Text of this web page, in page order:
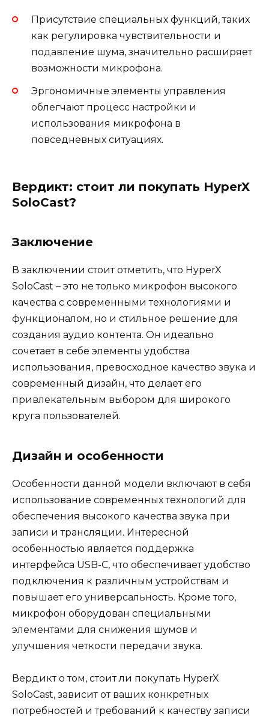
Присутствие специальных функций, таких
как регулировка чувствительности и
подавление шума, значительно расширяет
возможности микрофона.
Эргономичные элементы управления
облегчают процесс настройки и
использования микрофона в
повседневных ситуациях.
Вердикт: стоит ли покупать HyperX
SoloCast?
Заключение
В заключении стоит отметить, что HyperX
SoloCast – это не только микрофон высокого
качества с современными технологиями и
функционалом, но и стильное решение для
создания аудио контента. Он идеально
сочетает в себе элементы удобства
использования, превосходное качество звука и
современный дизайн, что делает его
привлекательным выбором для широкого
круга пользователей.
Дизайн и особенности
Особенности данной модели включают в себя
использование современных технологий для
обеспечения высокого качества звука при
записи и трансляции. Интересной
особенностью является поддержка
интерфейса USB-C, что обеспечивает удобство
подключения к различным устройствам и
повышает его универсальность. Кроме того,
микрофон оборудован специальными
элементами для снижения шумов и
улучшения четкости передачи звука.
Вердикт о том, стоит ли покупать HyperX
SoloCast, зависит от ваших конкретных
потребностей и требований к качеству записи